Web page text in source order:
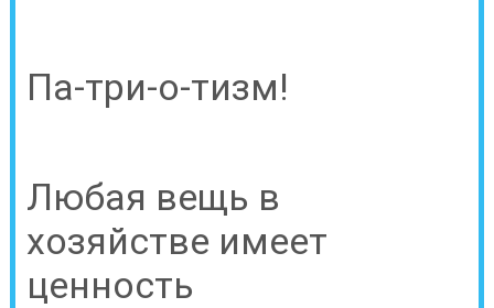
Па-три-о-тизм!
Любая вещь в
хозяйстве имеет
ценность